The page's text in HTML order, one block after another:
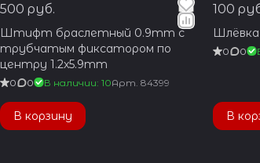
500 руб.
Штифт браслетный 0.9mm с
трубчатым фиксатором по
центру 1.2x5.9mm
0 0 В наличии: 10Арт. 84399
В корзину
100
Шлёвка
0 0
В